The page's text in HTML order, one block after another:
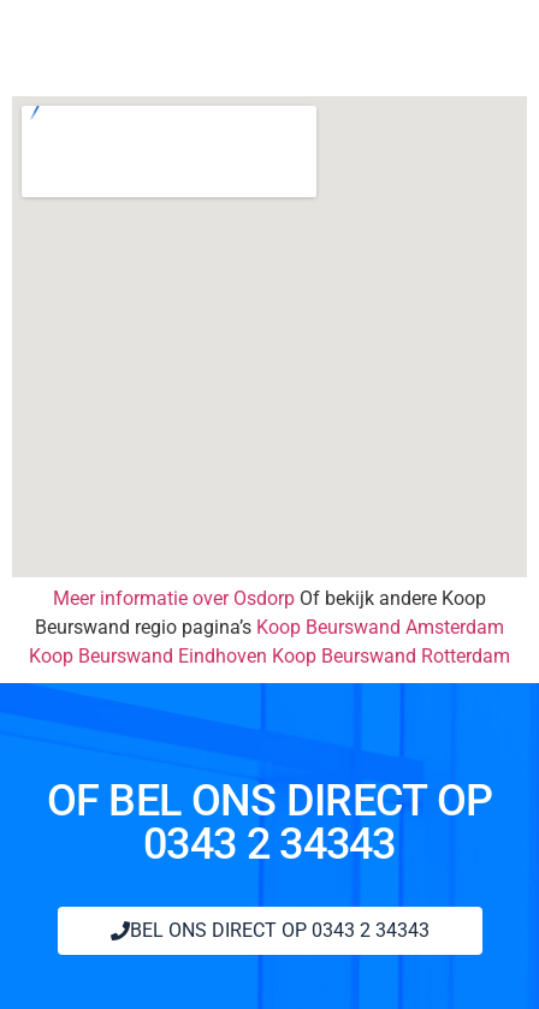
Meer informatie over Osdorp Of bekijk andere Koop
Beurswand regio pagina’s Koop Beurswand Amsterdam
Koop Beurswand Eindhoven Koop Beurswand Rotterdam
OF BEL ONS DIRECT OP
0343 2 34343
BEL ONS DIRECT OP 0343 2 34343